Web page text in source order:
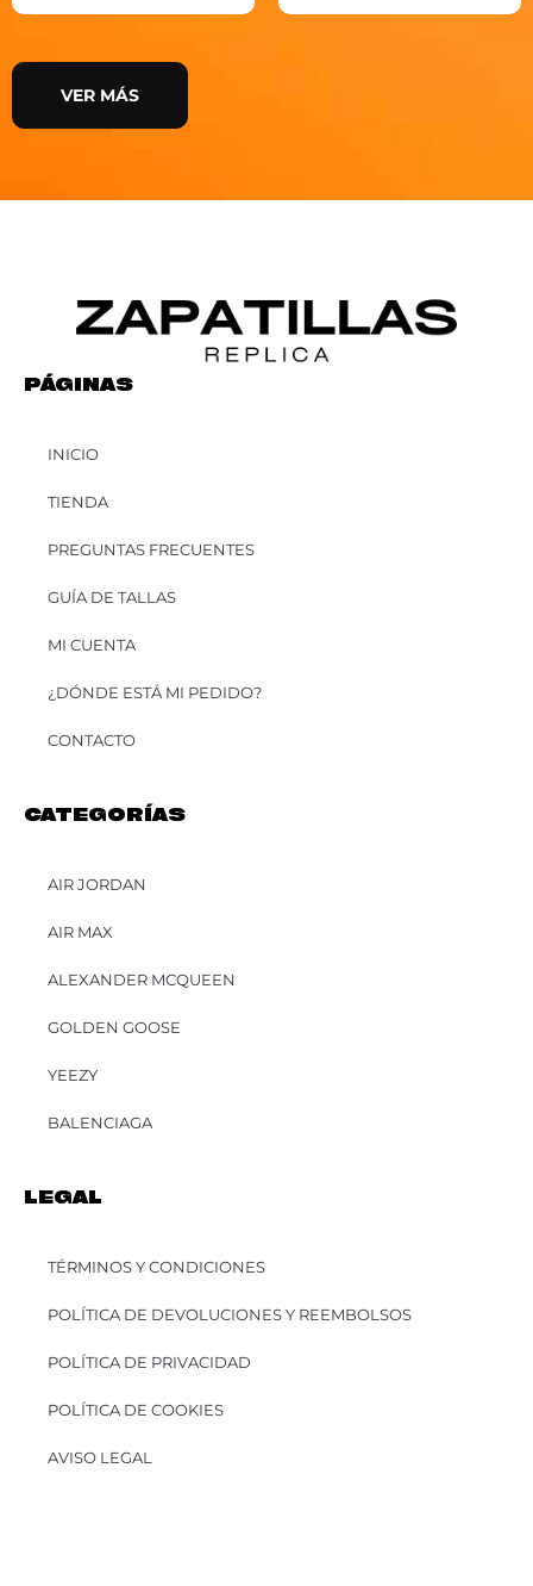
VER MÁS
PÁGINAS
INICIO
TIENDA
PREGUNTAS FRECUENTES
GUÍA DE TALLAS
MI CUENTA
¿DÓNDE ESTÁ MI PEDIDO?
CONTACTO
CATEGORÍAS
AIR JORDAN
AIR MAX
ALEXANDER MCQUEEN
GOLDEN GOOSE
YEEZY
BALENCIAGA
LEGAL
TÉRMINOS Y CONDICIONES
POLÍTICA DE DEVOLUCIONES Y REEMBOLSOS
POLÍTICA DE PRIVACIDAD
POLÍTICA DE COOKIES
AVISO LEGAL